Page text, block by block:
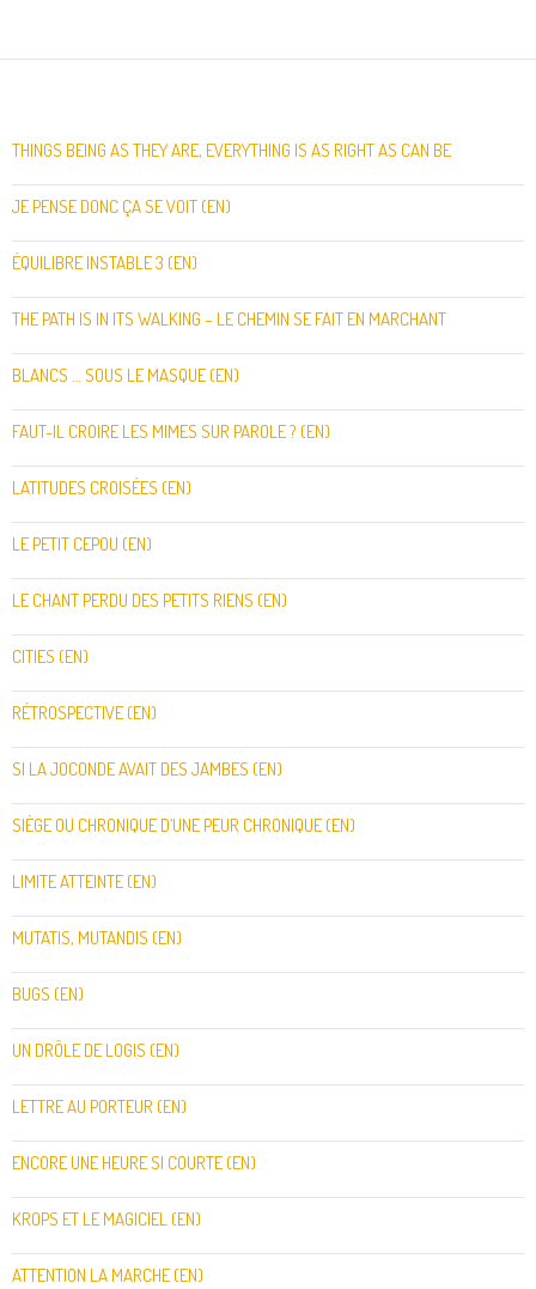
THINGS BEING AS THEY ARE, EVERYTHING IS AS RIGHT AS CAN BE
JE PENSE DONC ÇA SE VOIT (EN)
ÉQUILIBRE INSTABLE 3 (EN)
THE PATH IS IN ITS WALKING – LE CHEMIN SE FAIT EN MARCHANT
BLANCS … SOUS LE MASQUE (EN)
FAUT-IL CROIRE LES MIMES SUR PAROLE ? (EN)
LATITUDES CROISÉES (EN)
LE PETIT CEPOU (EN)
LE CHANT PERDU DES PETITS RIENS (EN)
CITIES (EN)
RÉTROSPECTIVE (EN)
SI LA JOCONDE AVAIT DES JAMBES (EN)
SIÈGE OU CHRONIQUE D’UNE PEUR CHRONIQUE (EN)
LIMITE ATTEINTE (EN)
MUTATIS, MUTANDIS (EN)
BUGS (EN)
UN DRÔLE DE LOGIS (EN)
LETTRE AU PORTEUR (EN)
ENCORE UNE HEURE SI COURTE (EN)
KROPS ET LE MAGICIEL (EN)
ATTENTION LA MARCHE (EN)